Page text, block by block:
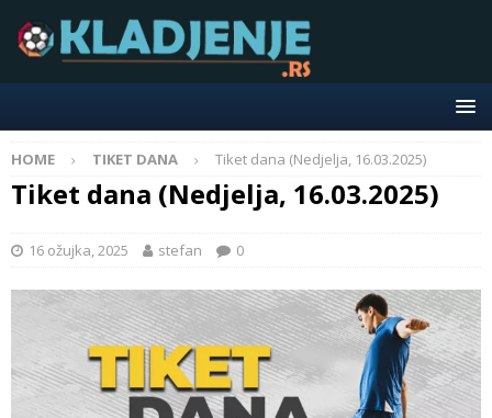
HOME TIKET DANA Tiket dana (Nedjelja, 16.03.2025)
Tiket dana (Nedjelja, 16.03.2025)
16 ožujka, 2025 stefan 0